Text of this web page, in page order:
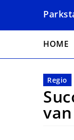
naar
HOME
Regio